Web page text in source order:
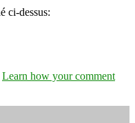
ci-dessus:
Learn how your comment